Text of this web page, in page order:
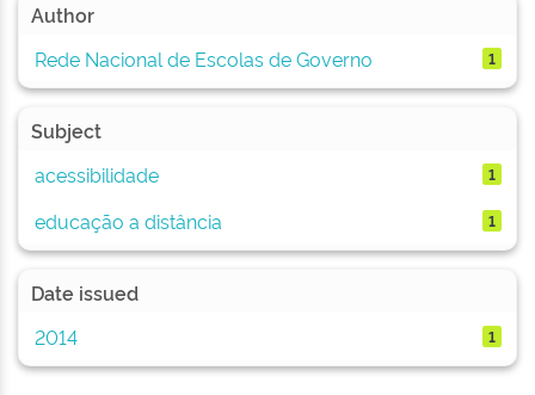
Author
Rede Nacional de Escolas de Governo
1
Subject
acessibilidade
1
educação a distância 1
Date issued
2014
1